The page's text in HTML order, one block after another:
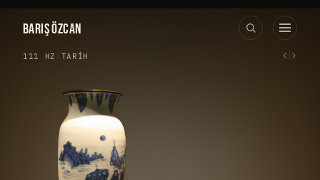
BARIŞ ÖZCAN
111 HZ › TARIH ‹ ›